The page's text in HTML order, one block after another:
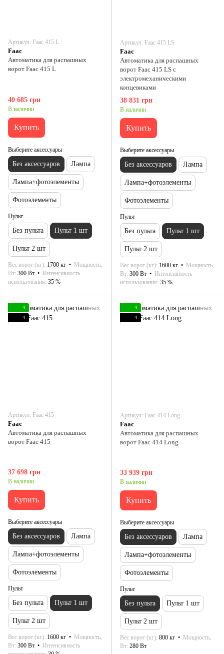
Артикул: Faac 415 L
Faac
Автоматика для распашных
ворот Faac 415 L
40 685 грн
В наличии
Купить
Выберите аксессуары
Без аксессуаров Лампа
Лампа+фотоэлементы
Фотоэлементы
Пульт
Без пульта Пульт 1 шт
Пульт 2 шт
Вес ворот (кг) 1700 кг
Мощность,
Вт 300 Вт
Интенсивность
использования 35 %
Артикул: Faac 415 LS
Faac
Автоматика для распашных
ворот Faac 415 LS с
электромеханическими
концевиками
38 831 грн
В наличии
Купить
Выберите аксессуары
Без аксессуаров Лампа
Лампа+фотоэлементы
Фотоэлементы
Пульт
Без пульта Пульт 1 шт
Пульт 2 шт
Вес ворот (кг) 1600 кг
Мощность,
Вт 300 Вт
Интенсивность
использования 35 %
4
4
Артикул: Faac 415
Faac
Автоматика для распашных
ворот Faac 415
37 698 грн
В наличии
Купить
Выберите аксессуары
Без аксессуаров Лампа
Лампа+фотоэлементы
Фотоэлементы
Пульт
Без пульта Пульт 1 шт
Пульт 2 шт
Вес ворот (кг) 1600 кг
Мощность,
Вт 300 Вт
Интенсивность
4
4
Артикул: Faac 414 Long
Faac
Автоматика для распашных
ворот Faac 414 Long
33 939 грн
В наличии
Купить
Выберите аксессуары
Без аксессуаров Лампа
Лампа+фотоэлементы
Фотоэлементы
Пульт
Без пульта Пульт 1 шт
Пульт 2 шт
Вес ворот (кг) 800 кг
Мощность,
Вт 280 Вт